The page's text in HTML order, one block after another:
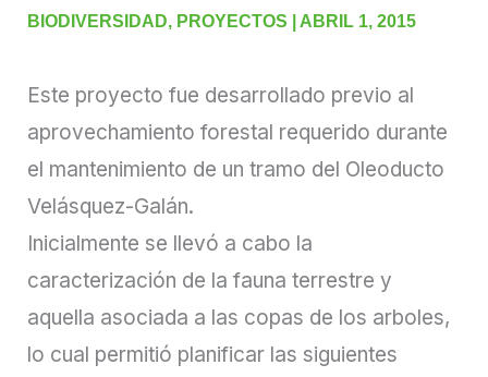
BIODIVERSIDAD, PROYECTOS |ABRIL 1, 2015
Este proyecto fue desarrollado previo al
aprovechamiento forestal requerido durante
el mantenimiento de un tramo del Oleoducto
Velásquez-Galán.
Inicialmente se llevó a cabo la
caracterización de la fauna terrestre y
aquella asociada a las copas de los arboles,
lo cual permitió planificar las siguientes